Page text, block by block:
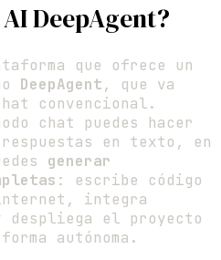
DeepAgent?
que ofrece un
DeepAgent, que va
convencional.
chat puedes hacer
en texto, en
generar
: escribe código
integra
el proyecto
autónoma.